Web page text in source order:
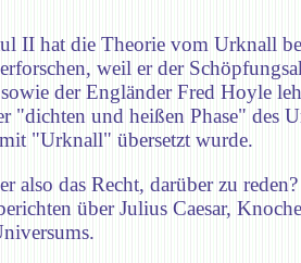
II hat die Theorie vom Urknall
weil er der
der Engländer Fred Hoyle
und heißen Phase" des
"Urknall" übersetzt wurde.
das Recht, darüber zu
über Julius Caesar,